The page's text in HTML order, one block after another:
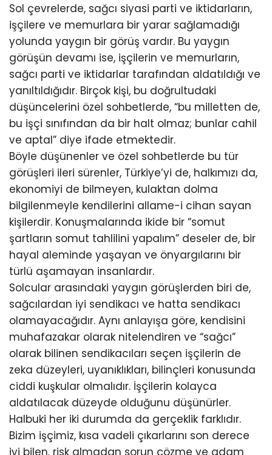
Sol çevrelerde, sağcı siyasi parti ve iktidarların,
işçilere ve memurlara bir yarar sağlamadığı
yolunda yaygın bir görüş vardır. Bu yaygın
görüşün devamı ise, işçilerin ve memurların,
sağcı parti ve iktidarlar tarafından aldatıldığı ve
yanıltıldığıdır. Birçok kişi, bu doğrultudaki
düşüncelerini özel sohbetlerde, “bu milletten de,
bu işçi sınıfından da bir halt olmaz; bunlar cahil
ve aptal” diye ifade etmektedir.
Böyle düşünenler ve özel sohbetlerde bu tür
görüşleri ileri sürenler, Türkiye’yi de, halkımızı da,
ekonomiyi de bilmeyen, kulaktan dolma
bilgilenmeyle kendilerini allame-i cihan sayan
kişilerdir. Konuşmalarında ikide bir “somut
şartların somut tahlilini yapalım” deseler de, bir
hayal aleminde yaşayan ve önyargılarını bir
türlü aşamayan insanlardır.
Solcular arasındaki yaygın görüşlerden biri de,
sağcılardan iyi sendikacı ve hatta sendikacı
olamayacağıdır. Aynı anlayışa göre, kendisini
muhafazakar olarak nitelendiren ve “sağcı”
olarak bilinen sendikacıları seçen işçilerin de
zeka düzeyleri, uyanıklıkları, bilinçleri konusunda
ciddi kuşkular olmalıdır. İşçilerin kolayca
aldatılacak düzeyde olduğunu düşünürler.
Halbuki her iki durumda da gerçeklik farklıdır.
Bizim işçimiz, kısa vadeli çıkarlarını son derece
iyi bilen, risk almadan sorun çözme ve adam